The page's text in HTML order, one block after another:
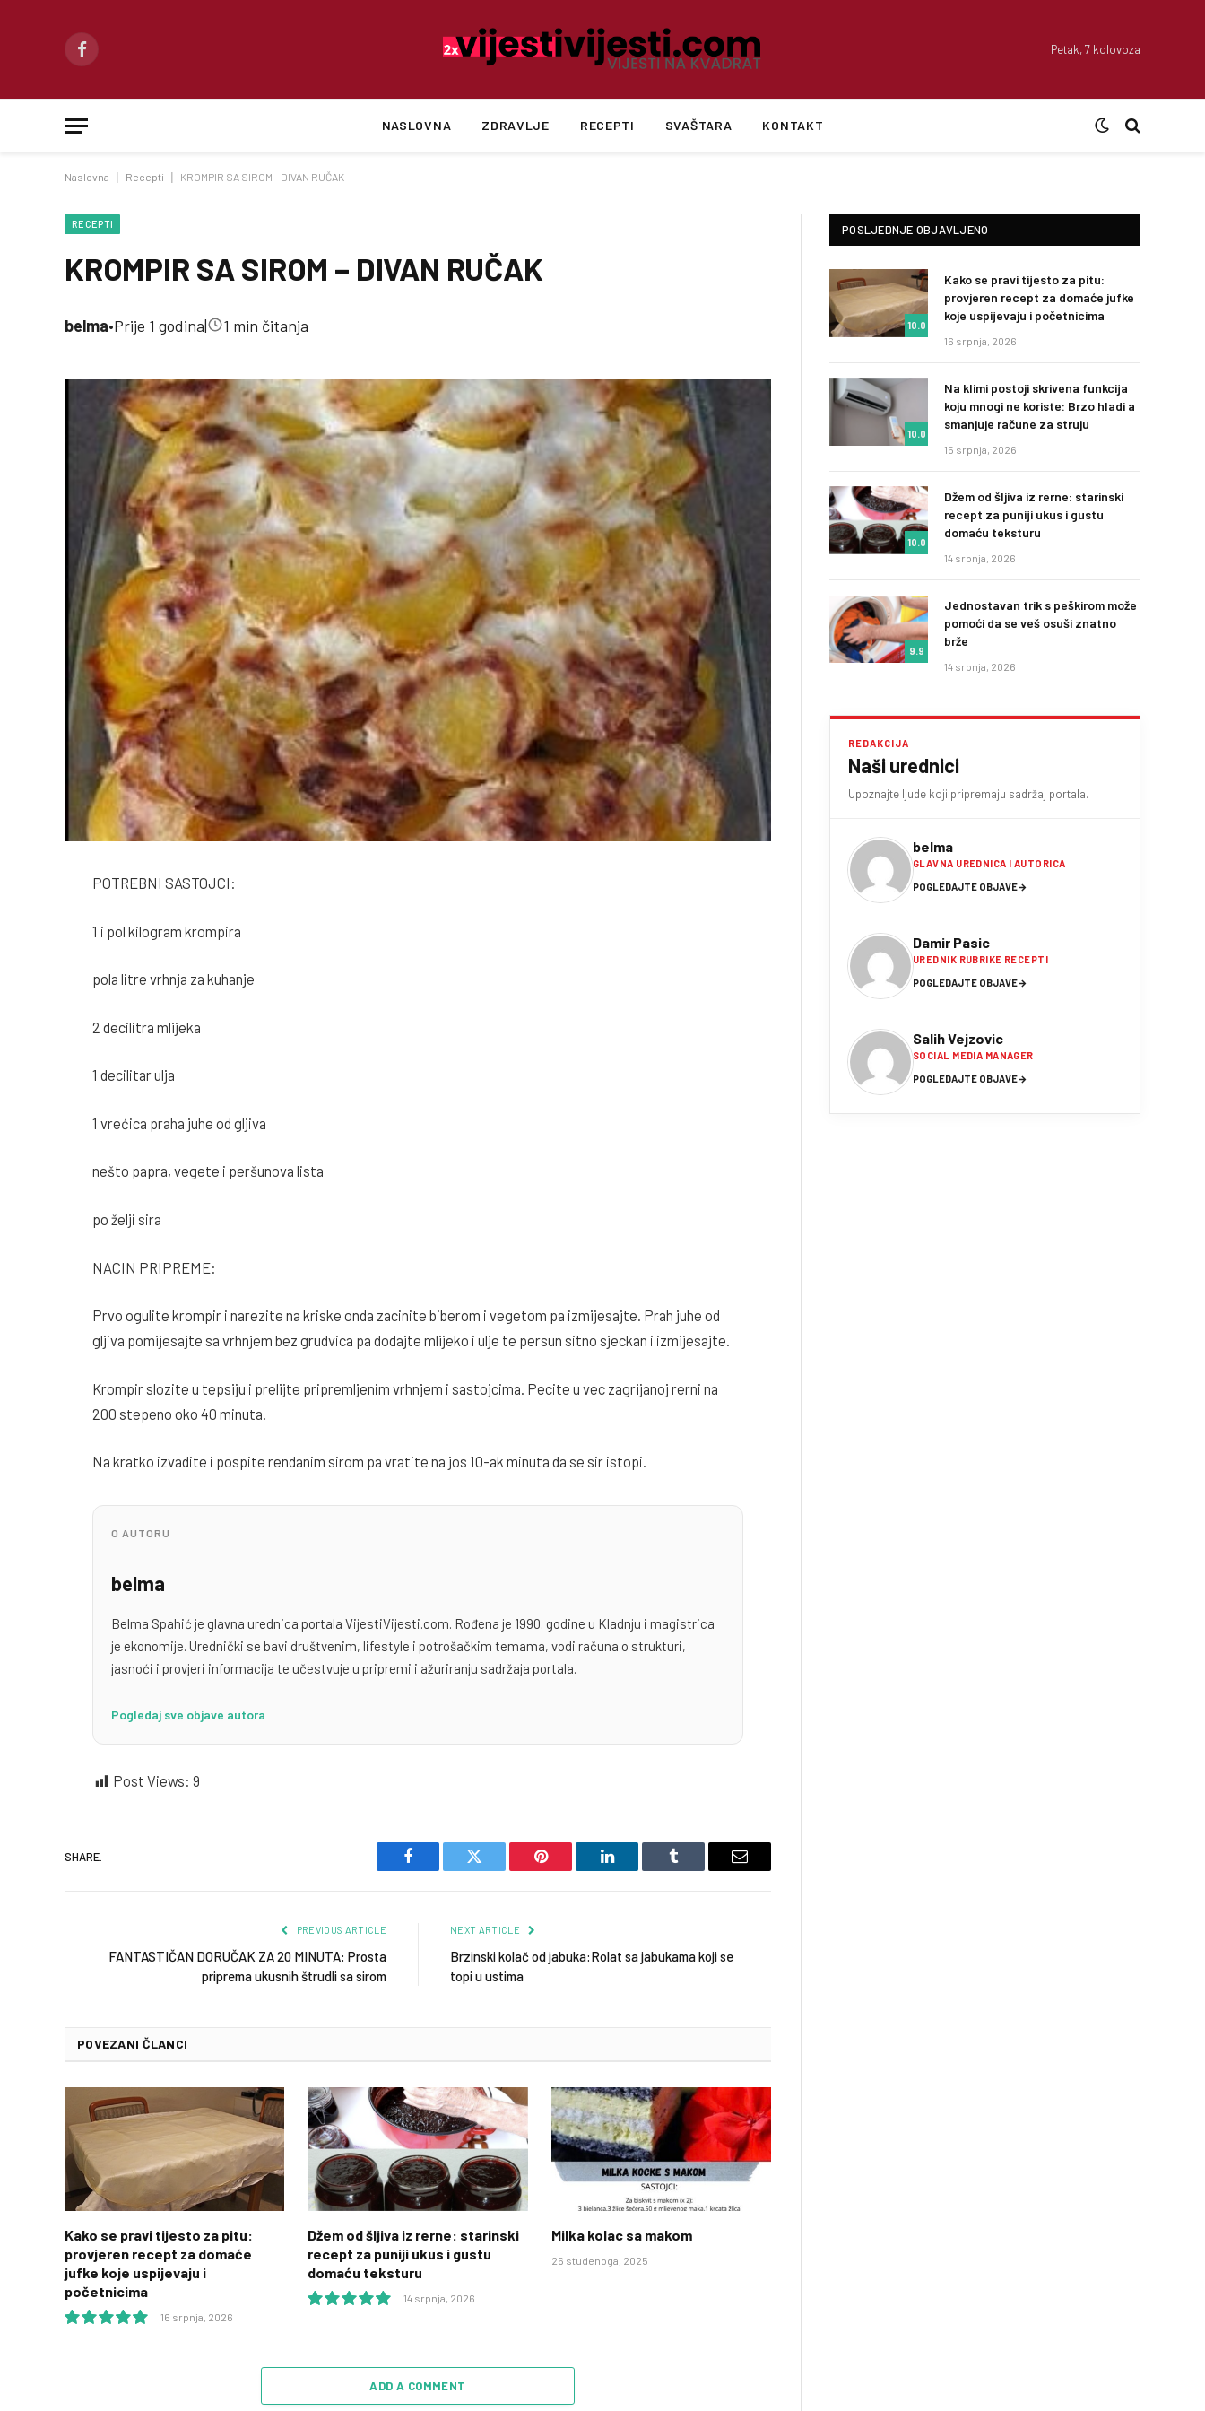
Facebook
Petak, 7 kolovoza
NASLOVNA ZDRAVLJE RECEPTI SVAŠTARA KONTAKT
Naslovna Recepti KROMPIR SA SIROM – DIVAN RUČAK
RECEPTI
KROMPIR SA SIROM – DIVAN RUČAK
belma•Prije 1 godina| 1 min čitanja
POTREBNI SASTOJCI:
1 i pol kilogram krompira
pola litre vrhnja za kuhanje
2 decilitra mlijeka
1 decilitar ulja
1 vrećica praha juhe od gljiva
nešto papra, vegete i peršunova lista
po želji sira
NACIN PRIPREME:
Prvo ogulite krompir i narezite na kriske onda zacinite biberom i vegetom pa izmijesajte. Prah juhe od
gljiva pomijesajte sa vrhnjem bez grudvica pa dodajte mlijeko i ulje te persun sitno sjeckan i izmijesajte.
Krompir slozite u tepsiju i prelijte pripremljenim vrhnjem i sastojcima. Pecite u vec zagrijanoj rerni na
200 stepeno oko 40 minuta.
Na kratko izvadite i pospite rendanim sirom pa vratite na jos 10-ak minuta da se sir istopi.
O AUTORU
belma
Belma Spahić je glavna urednica portala VijestiVijesti.com. Rođena je 1990. godine u Kladnju i magistrica
je ekonomije. Urednički se bavi društvenim, lifestyle i potrošačkim temama, vodi računa o strukturi,
jasnoći i provjeri informacija te učestvuje u pripremi i ažuriranju sadržaja portala.
Pogledaj sve objave autora
Post Views: 9
SHARE.
Facebook Twitter Pinterest LinkedIn Tumblr Email
PREVIOUS ARTICLE
FANTASTIČAN DORUČAK ZA 20 MINUTA: Prosta
priprema ukusnih štrudli sa sirom
NEXT ARTICLE
Brzinski kolač od jabuka:Rolat sa jabukama koji se
topi u ustima
POVEZANI ČLANCI
Kako se pravi tijesto za pitu:
provjeren recept za domaće
jufke koje uspijevaju i
početnicima
16 srpnja, 2026
Džem od šljiva iz rerne: starinski
recept za puniji ukus i gustu
domaću teksturu
14 srpnja, 2026
Milka kolac sa makom
26 studenoga, 2025
ADD A COMMENT
POSLJEDNJE OBJAVLJENO
10.0
Kako se pravi tijesto za pitu:
provjeren recept za domaće jufke
koje uspijevaju i početnicima
16 srpnja, 2026
10.0
Na klimi postoji skrivena funkcija
koju mnogi ne koriste: Brzo hladi a
smanjuje račune za struju
15 srpnja, 2026
10.0
Džem od šljiva iz rerne: starinski
recept za puniji ukus i gustu
domaću teksturu
14 srpnja, 2026
9.9
Jednostavan trik s peškirom može
pomoći da se veš osuši znatno
brže
14 srpnja, 2026
REDAKCIJA
Naši urednici
Upoznajte ljude koji pripremaju sadržaj portala.
belma
GLAVNA UREDNICA I AUTORICA
POGLEDAJTE OBJAVE→
Damir Pasic
UREDNIK RUBRIKE RECEPTI
POGLEDAJTE OBJAVE→
Salih Vejzovic
SOCIAL MEDIA MANAGER
POGLEDAJTE OBJAVE→